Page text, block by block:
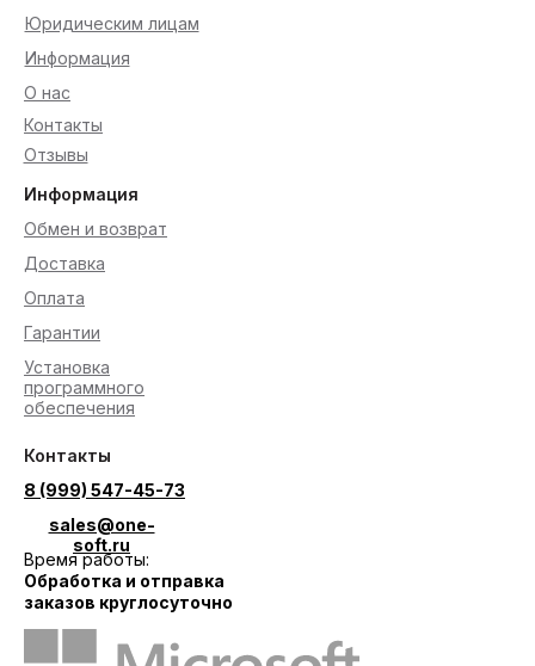
Информация
Обмен и возврат
Доставка
Оплата
Гарантии
Установка
программного
обеспечения
Контакты
8 (999) 547-45-73
sales@one-
soft.ru
Время работы:
Обработка и отправка
заказов круглосуточно
Юридическим лицам
Информация
О нас
Контакты
Отзывы